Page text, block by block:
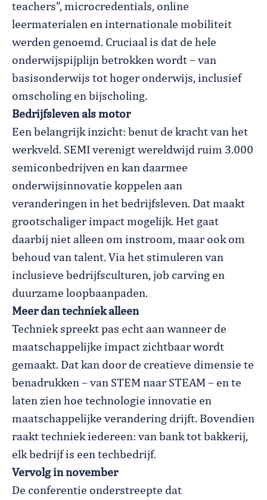
teachers”, microcredentials, online
leermaterialen en internationale mobiliteit
werden genoemd. Cruciaal is dat de hele
onderwijspijplijn betrokken wordt – van
basisonderwijs tot hoger onderwijs, inclusief
omscholing en bijscholing.
Bedrijfsleven als motor
Een belangrijk inzicht: benut de kracht van het
werkveld. SEMI verenigt wereldwijd ruim 3.000
semiconbedrijven en kan daarmee
onderwijsinnovatie koppelen aan
veranderingen in het bedrijfsleven. Dat maakt
grootschaliger impact mogelijk. Het gaat
daarbij niet alleen om instroom, maar ook om
behoud van talent. Via het stimuleren van
inclusieve bedrijfsculturen, job carving en
duurzame loopbaanpaden.
Meer dan techniek alleen
Techniek spreekt pas echt aan wanneer de
maatschappelijke impact zichtbaar wordt
gemaakt. Dat kan door de creatieve dimensie te
benadrukken – van STEM naar STEAM – en te
laten zien hoe technologie innovatie en
maatschappelijke verandering drijft. Bovendien
raakt techniek iedereen: van bank tot bakkerij,
elk bedrijf is een techbedrijf.
Vervolg in november
De conferentie onderstreepte dat